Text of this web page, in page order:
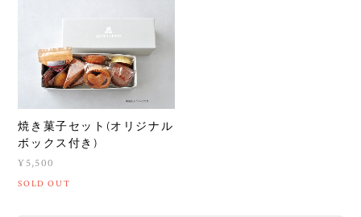
焼き菓子セット(オリジナル
ボックス付き)
¥5,500
SOLD OUT